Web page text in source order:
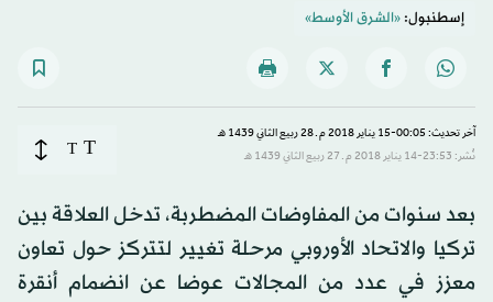
إسطنبول:«الشرق الأوسط»
آخر تحديث: 00:05-15 يناير 2018 م ـ 28 ربيع الثاني 1439 هـ
نُشر: 23:53-14 يناير 2018 م ـ 27 ربيع الثاني 1439 هـ
T
T
بعد سنوات من المفاوضات المضطربة، تدخل العلاقة بين
تركيا والاتحاد الأوروبي مرحلة تغيير لتتركز حول تعاون
معزز في عدد من المجالات عوضا عن انضمام أنقرة